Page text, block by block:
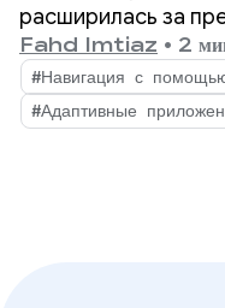
создания
расширилась за
разработчиков
более 500
включая складные
устройства XR,
Fahd Imtiaz • 2
#Навигация с
#Адаптивные